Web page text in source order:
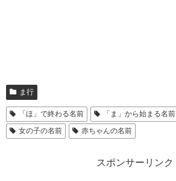
ま行
「ほ」で終わる名前 「ま」から始まる名前
女の子の名前
赤ちゃんの名前
スポンサーリンク